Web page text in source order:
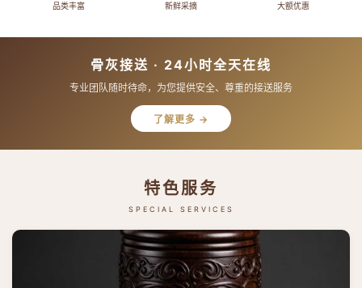
品类丰富
新鲜采摘
大额优惠
骨灰接送 · 24小时全天在线
专业团队随时待命，为您提供安全、尊重的接送服务
了解更多 →
特色服务
SPECIAL SERVICES